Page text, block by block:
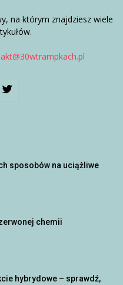
na którym znajdziesz wiele
sposobów na uciążliwe
chemii
hybrydowe – sprawdź,